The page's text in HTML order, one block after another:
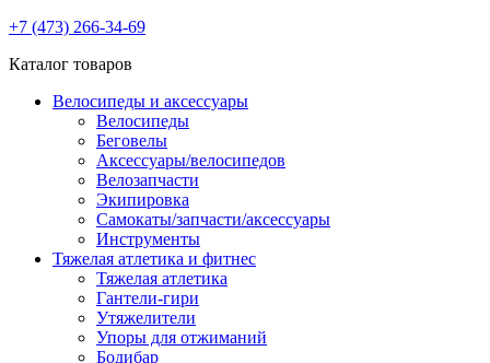
+7 (473) 266-34-69
Каталог товаров
Велосипеды и аксессуары
Велосипеды
Беговелы
Аксессуары/велосипедов
Велозапчасти
Экипировка
Самокаты/запчасти/аксессуары
Инструменты
Тяжелая атлетика и фитнес
Тяжелая атлетика
Гантели-гири
Утяжелители
Упоры для отжиманий
Бодибар